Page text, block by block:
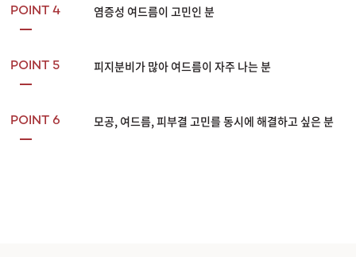
POINT 4 염증성 여드름이 고민인 분
POINT 5 피지분비가 많아 여드름이 자주 나는 분
POINT 6 모공, 여드름, 피부결 고민를 동시에 해결하고 싶은 분